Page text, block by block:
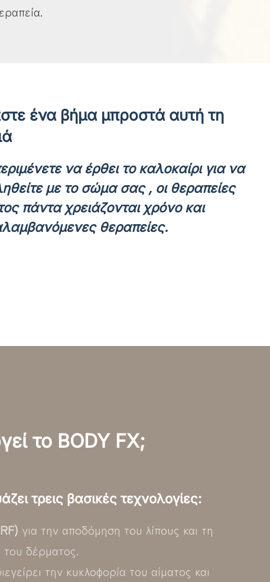
ένα βήμα μπροστά αυτή τη
να έρθει το καλοκαίρι για να
με το σώμα σας , οι θεραπείες
πάντα χρειάζονται χρόνο και
θεραπείες.
το BODY FX;
τρεις βασικές τεχνολογίες:
για την αποδόμηση του λίπους και τη
δέρματος.
την κυκλοφορία του αίματος και